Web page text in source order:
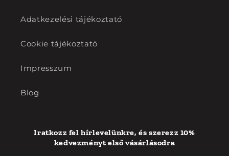
Adatkezelési tájékoztató
Cookie tájékoztató
Impresszum
Blog
Iratkozz fel hírlevelünkre, és szerezz 10%
kedvezményt első vásárlásodra